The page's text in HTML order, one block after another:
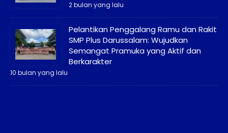
2 bulan yang lalu
Pelantikan Penggalang Ramu dan Rakit
SMP Plus Darussalam: Wujudkan
Semangat Pramuka yang Aktif dan
Berkarakter
10 bulan yang lalu